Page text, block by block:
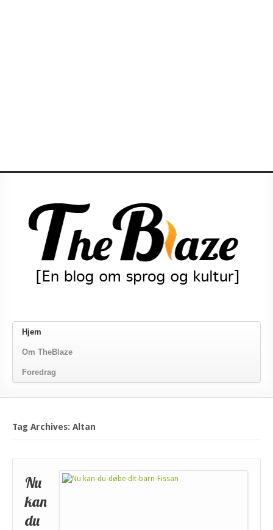
Hjem
Om TheBlaze
Foredrag
Tag Archives: Altan
Nu
kan
du